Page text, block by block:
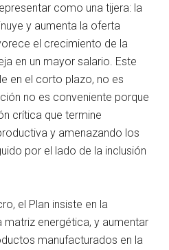
como una tijera: la
y aumenta la oferta
el crecimiento de la
en un mayor salario. Este
en el corto plazo, no es
no es conveniente porque
crítica que termine
y amenazando los
por el lado de la inclusión
el Plan insiste en la
energética, y aumentar
manufacturados en la